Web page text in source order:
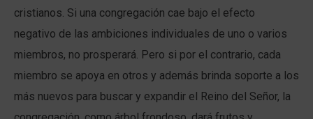
cristianos. Si una congregación cae bajo el efecto
negativo de las ambiciones individuales de uno o varios
miembros, no prosperará. Pero si por el contrario, cada
miembro se apoya en otros y además brinda soporte a los
más nuevos para buscar y expandir el Reino del Señor, la